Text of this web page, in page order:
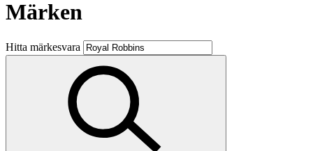
Butiker
Mat och dryck
Evenemang
Erbjudanden
Märken
Hitta märkesvara